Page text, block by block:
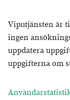
Viputjänsten är
ingen
uppdatera
uppgifterna om